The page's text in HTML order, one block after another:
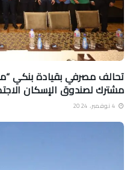
تحالف مصرفي بقيادة بنكي
مشترك لصندوق الإسكان الاجتماعي بـ 50